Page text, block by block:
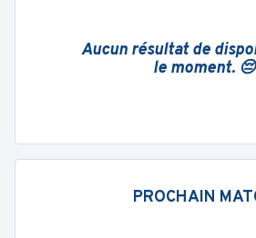
Aucun résultat de
le moment. 😔
PROCHAIN